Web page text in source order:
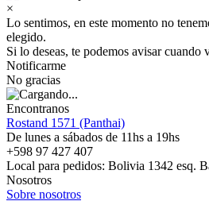
×
Lo sentimos, en este momento no
elegido.
Si lo deseas, te podemos avisar cuando
Notificarme
No gracias
Encontranos
Rostand 1571 (Panthai)
De lunes a sábados de 11hs a 19hs
+598 97 427 407
Local para pedidos: Bolivia 1342 esq.
Nosotros
Sobre nosotros